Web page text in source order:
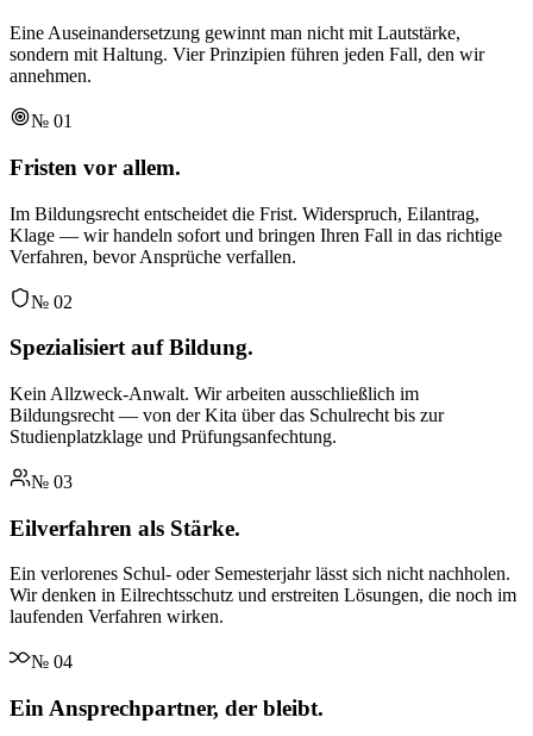
Eine Auseinandersetzung gewinnt man nicht mit Lautstärke,
sondern mit Haltung. Vier Prinzipien führen jeden Fall, den wir
annehmen.
№ 01
Fristen vor allem.
Im Bildungsrecht entscheidet die Frist. Widerspruch, Eilantrag,
Klage — wir handeln sofort und bringen Ihren Fall in das richtige
Verfahren, bevor Ansprüche verfallen.
№ 02
Spezialisiert auf Bildung.
Kein Allzweck-Anwalt. Wir arbeiten ausschließlich im
Bildungsrecht — von der Kita über das Schulrecht bis zur
Studienplatzklage und Prüfungsanfechtung.
№ 03
Eilverfahren als Stärke.
Ein verlorenes Schul- oder Semesterjahr lässt sich nicht nachholen.
Wir denken in Eilrechtsschutz und erstreiten Lösungen, die noch im
laufenden Verfahren wirken.
№ 04
Ein Ansprechpartner, der bleibt.